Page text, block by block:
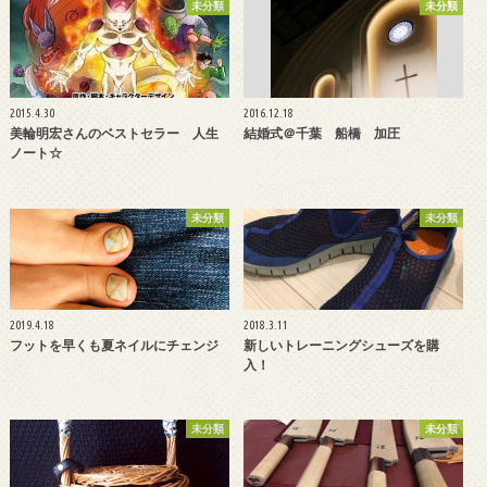
未分類
2015.4.30
美輪明宏さんのベストセラー 人生
ノート☆
未分類
2016.12.18
結婚式＠千葉 船橋 加圧
未分類
2019.4.18
フットを早くも夏ネイルにチェンジ
未分類
2018.3.11
新しいトレーニングシューズを購
入！
未分類 未分類